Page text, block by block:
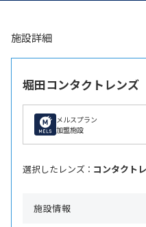
施設詳細
堀田コンタクトレンズ
メルスプラン
加盟施設
選択したレンズ ： コンタクト
施設情報